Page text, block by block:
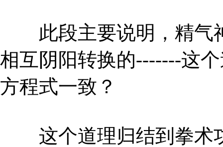
此段主要说明，精气
相互阴阳转换的-------这
方程式一致？
这个道理归结到拳术